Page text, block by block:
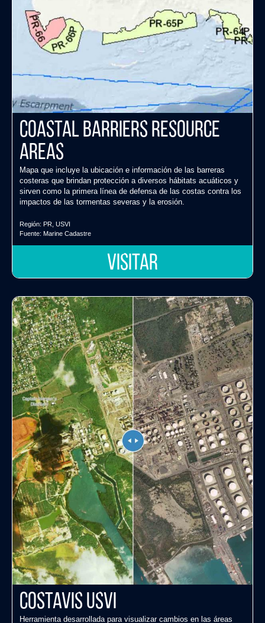
Coastal Barriers Resource
Areas
Mapa que incluye la ubicación e información de las barreras
costeras que brindan protección a diversos hábitats acuáticos y
sirven como la primera línea de defensa de las costas contra los
impactos de las tormentas severas y la erosión.
Región: PR USVI
Fuente: Marine Cadastre
VISITAR
CostaVis USVI
Herramienta desarrollada para visualizar cambios en las áreas